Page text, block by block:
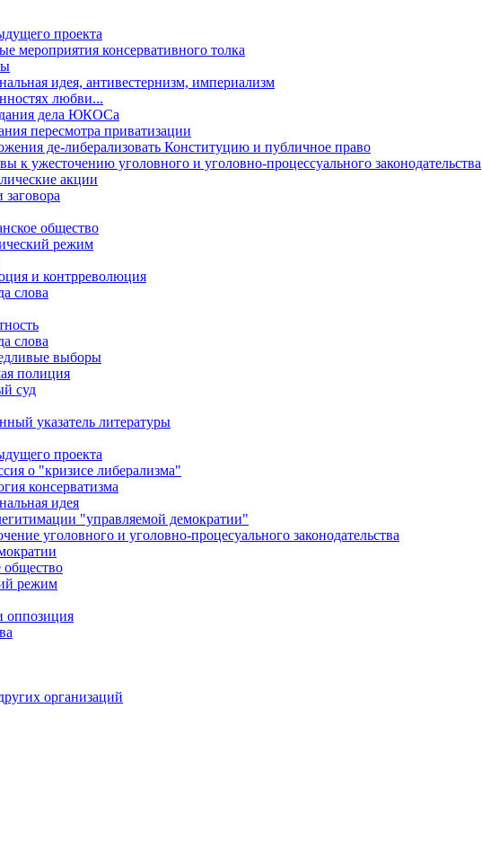
проекта
мероприятия консервативного толка
идея, антивестернизм, империализм
любви...
дела ЮКОСа
пересмотра приватизации
де-либерализовать Конституцию и публичное право
к ужесточению уголовного и уголовно-процессуального законодательства
акции
заговора
общество
режим
и контрреволюция
слова
слова
выборы
полиция
суд
указатель литературы
проекта
о "кризисе либерализма"
консерватизма
идея
"управляемой демократии"
уголовного и уголовно-процесуального законодательства
общество
режим
оппозиция
организаций